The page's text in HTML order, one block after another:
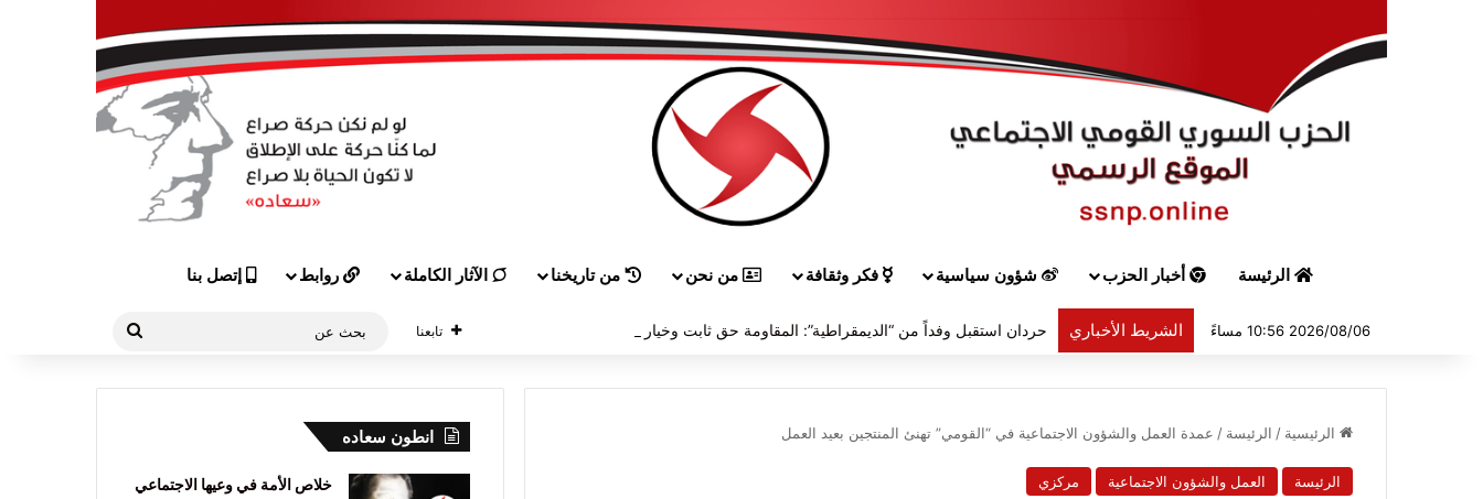
الرئيسة أخبار الحزب شؤون سياسية فكر وثقافة من نحن من تاريخنا الآثار الكاملة روابط إتصل بنا
2026/08/06 10:56 مساءً الشريط الأخباري تابعنا
الرئيسية / الرئيسة / عمدة العمل والشؤون الاجتماعية في “القومي” تهنئ المنتجين بعيد العمل
الرئيسة العمل والشؤون الاجتماعية مركزي
انطون سعاده
خلاص الأمة في وعيها الاجتماعي